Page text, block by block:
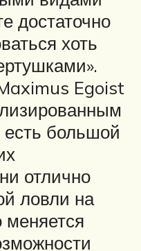
достаточно
хоть
Egoist
большой
отлично
ловли на
меняется